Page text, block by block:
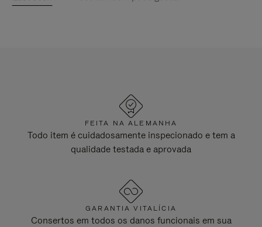
FEITA NA ALEMANHA
Todo item é cuidadosamente inspecionado e tem a
qualidade testada e aprovada
GARANTIA VITALÍCIA
Consertos em todos os danos funcionais em sua